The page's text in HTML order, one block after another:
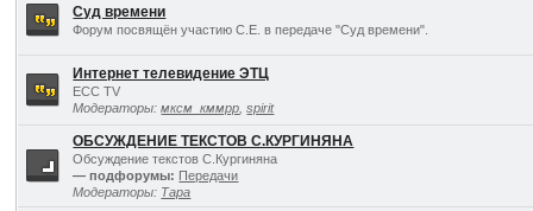
Суд времени
Форум посвящён участию С.Е. в передаче "Суд времени".
Интернет телевидение ЭТЦ
ECC TV
Модераторы:мксм_кммрр ,spirit
ОБСУЖДЕНИЕ ТЕКСТОВ С.КУРГИНЯНА
Обсуждение текстов С.Кургиняна
— подфорумы: Передачи
Модераторы: Тара